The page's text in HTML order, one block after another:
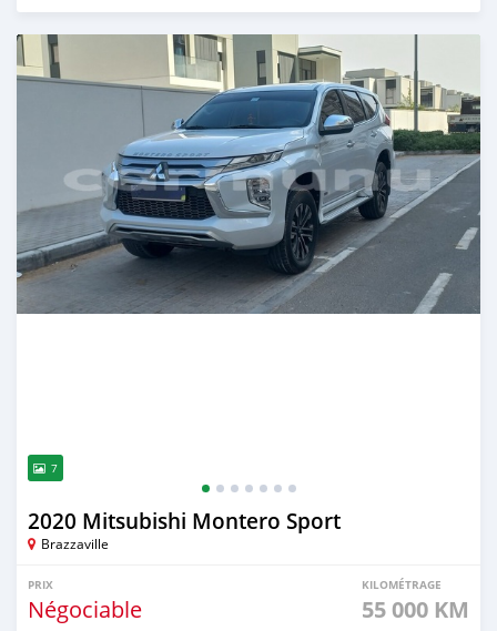
Publié il y a plus d'un an
7
2020 Mitsubishi Montero Sport
Brazzaville
PRIX
Négociable
KILOMÉTRAGE
55 000 KM